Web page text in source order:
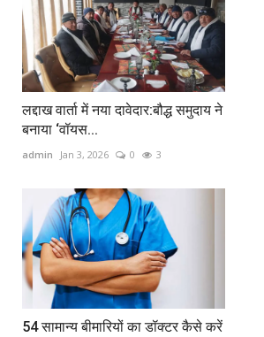
लद्दाख वार्ता में नया दावेदार:बौद्ध समुदाय ने
बनाया ‘वॉयस...
admin Jan 3, 2026 0 3
54 सामान्‍य बीमारियों का डॉक्‍टर कैसे करें